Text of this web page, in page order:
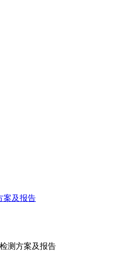
案及报告
测方案及报告